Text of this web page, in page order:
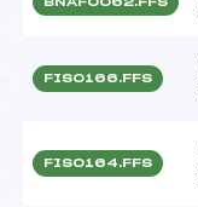
FIS0166.FFS
FIS0164.FFS